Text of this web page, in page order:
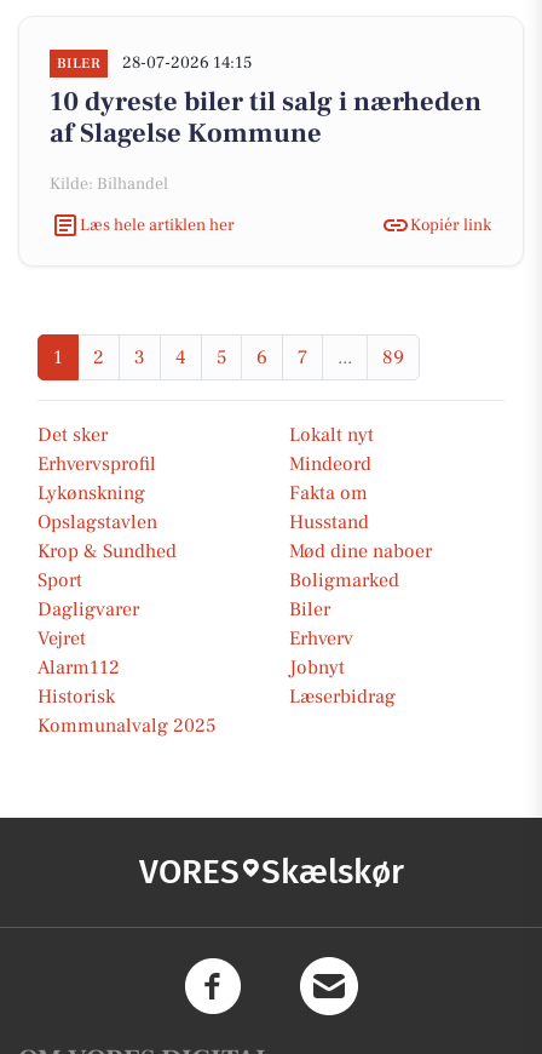
BILER 28-07-2026 14:15
10 dyreste biler til salg i nærheden
af Slagelse Kommune
Kilde: Bilhandel
Læs hele artiklen her
Kopiér link
1 2 3 4 5 6 7 ... 89
Det sker
Lokalt nyt
Erhvervsprofil
Mindeord
Lykønskning
Fakta om
Opslagstavlen
Husstand
Krop & Sundhed
Mød dine naboer
Sport
Boligmarked
Dagligvarer
Biler
Vejret
Erhverv
Alarm112
Jobnyt
Historisk
Læserbidrag
Kommunalvalg 2025
VORES Skælskør